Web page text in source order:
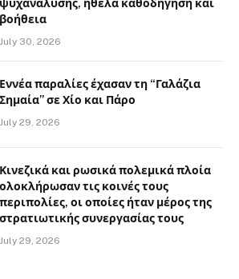
ψυχανάλυσης, ήθελα καθοδήγηση και
βοήθεια
July 30, 2026
Εννέα παραλίες έχασαν τη “Γαλάζια
Σημαία” σε Χίο και Πάρο
July 29, 2026
Κινεζικά και ρωσικά πολεμικά πλοία
ολοκλήρωσαν τις κοινές τους
περιπολίες, οι οποίες ήταν μέρος της
στρατιωτικής συνεργασίας τους
July 29, 2026